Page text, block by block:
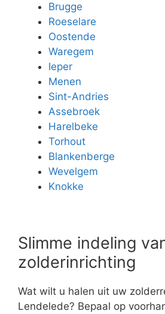
Brugge
Roeselare
Oostende
Waregem
Ieper
Menen
Sint-Andries
Assebroek
Harelbeke
Torhout
Blankenberge
Wevelgem
Knokke
Slimme indeling
zolderinrichting
Wat wilt u halen uit uw
Lendelede? Bepaal op